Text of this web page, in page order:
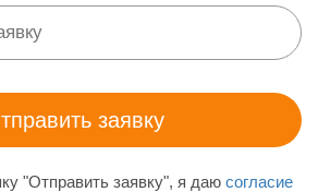
"Отправить заявку", я даю согласие